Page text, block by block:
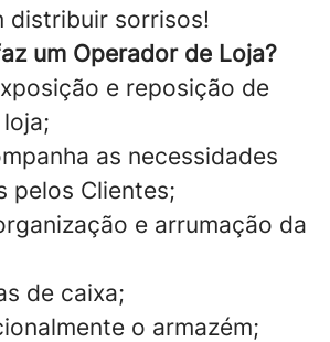
distribuir sorrisos!
um Operador de Loja?
e reposição de
as necessidades
pelos Clientes;
e arrumação da
de caixa;
o armazém;